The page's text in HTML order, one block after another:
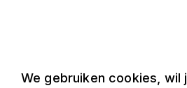
We gebruiken cookies, wil